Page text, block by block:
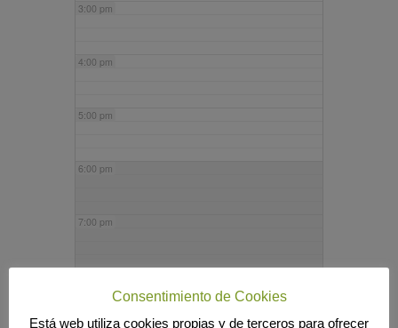
3:00 pm
4:00 pm
5:00 pm
6:00 pm
7:00 pm
Consentimiento de Cookies
Está web utiliza cookies propias y de terceros para ofrecer